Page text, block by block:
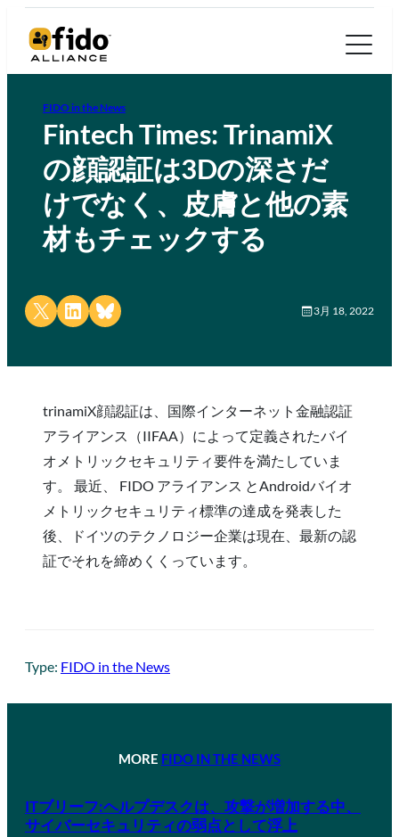
FIDO in the News
Fintech Times: TrinamiX
の顔認証は3Dの深さだ
けでなく、皮膚と他の素
材もチェックする
Share on X Share on LinkedIn
Share on Bluesky 3月 18, 2022
trinamiX顔認証は、国際インターネット金融認証
アライアンス（IIFAA）によって定義されたバイ
オメトリックセキュリティ要件を満たしていま
す。 最近、 FIDO アライアンス とAndroidバイオ
メトリックセキュリティ標準の達成を発表した
後、ドイツのテクノロジー企業は現在、最新の認
証でそれを締めくくっています。
Type: FIDO in the News
MORE FIDO IN THE NEWS
ITブリーフ:ヘルプデスクは、攻撃が増加する中、
サイバーセキュリティの弱点として浮上